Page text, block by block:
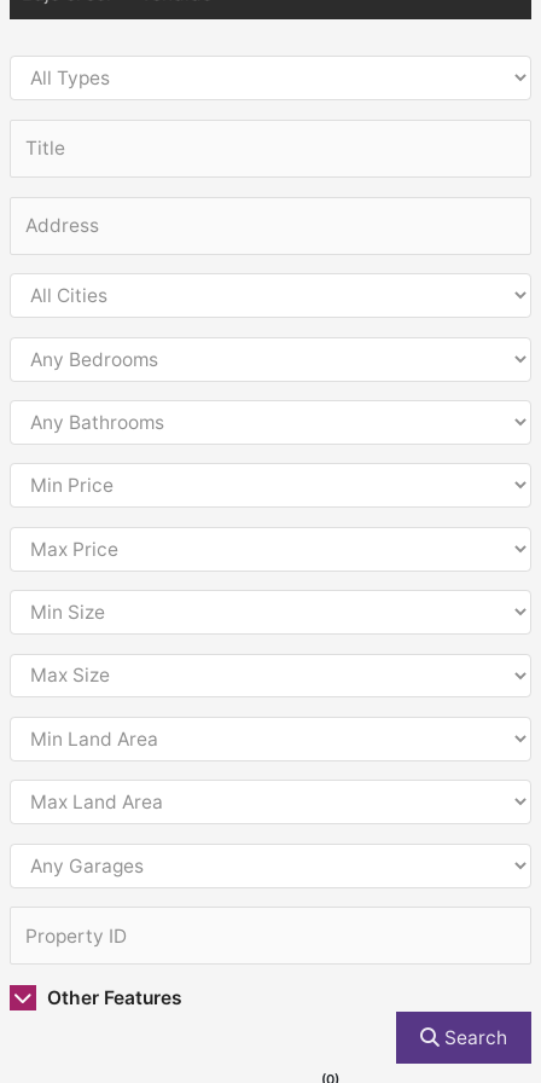
Other Features
Search